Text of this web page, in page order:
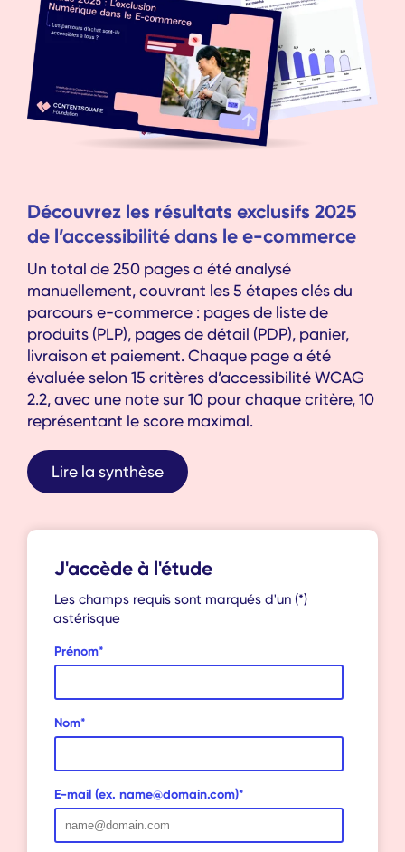
Découvrez les résultats exclusifs 2025
de l’accessibilité dans le e-commerce
Un total de 250 pages a été analysé
manuellement, couvrant les 5 étapes clés du
parcours e-commerce : pages de liste de
produits (PLP), pages de détail (PDP), panier,
livraison et paiement. Chaque page a été
évaluée selon 15 critères d’accessibilité WCAG
2.2, avec une note sur 10 pour chaque critère, 10
représentant le score maximal.
Lire la synthèse
J'accède à l'étude
Les champs requis sont marqués d'un (*)
astérisque
Prénom*
Nom*
E-mail (ex. name@domain.com)*